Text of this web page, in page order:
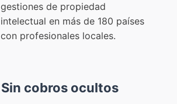
gestiones de propiedad
intelectual en más de 180 países
con profesionales locales.
Sin cobros ocultos